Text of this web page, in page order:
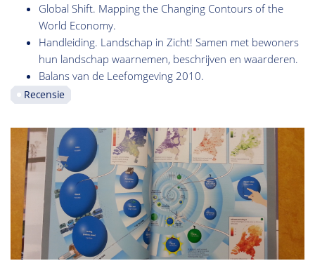
Global Shift. Mapping the Changing Contours of the
World Economy.
Handleiding. Landschap in Zicht! Samen met bewoners
hun landschap waarnemen, beschrijven en waarderen.
Balans van de Leefomgeving 2010.
Recensie